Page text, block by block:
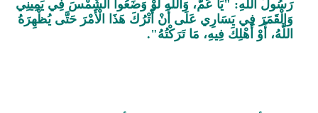
رَسُولُ اللَّهِ: "يَا عَمُّ، وَاَللَّهِ لَوْ وَضَعُوا الشَّمْسَ فِي يَمِينِي
وَالْقَمَرَ فِي يَسَارِي عَلَى أَنْ أَتْرُكَ هَذَا الْأَمْرَ حَتَّى يُظْهِرَهُ
اللَّهُ، أَوْ أَهْلِكَ فِيهِ، مَا تَرَكْتُهُ".